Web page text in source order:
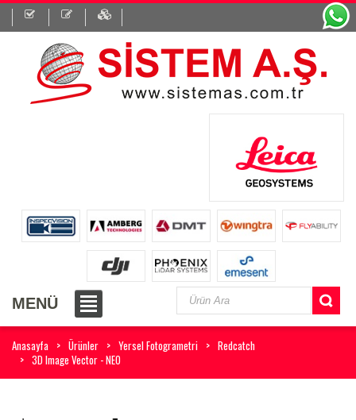
MENÜ
Anasayfa Ürünler Yersel Fotogrametri
Redcatch
3D Image Vector - NEO